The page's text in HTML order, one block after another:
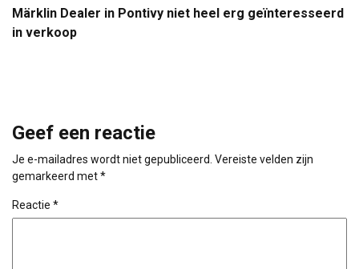
Märklin Dealer in Pontivy niet heel erg geïnteresseerd
in verkoop
Geef een reactie
Je e-mailadres wordt niet gepubliceerd. Vereiste velden zijn
gemarkeerd met*
Reactie *